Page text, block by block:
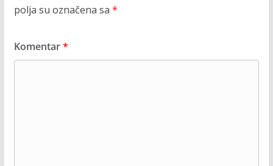
polja su označena sa *
Komentar*